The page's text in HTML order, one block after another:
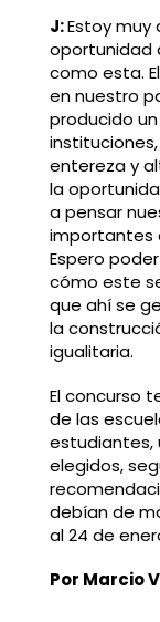
J:Estoy
oportunidad
como esta.
en nuestro
producido
entereza y
la
a pensar
importantes
Espero
cómo este
que ahí se
la
igualitaria.
El concurso
de las
estudiantes,
elegidos,
debían de
al 24 de
Por Marcio